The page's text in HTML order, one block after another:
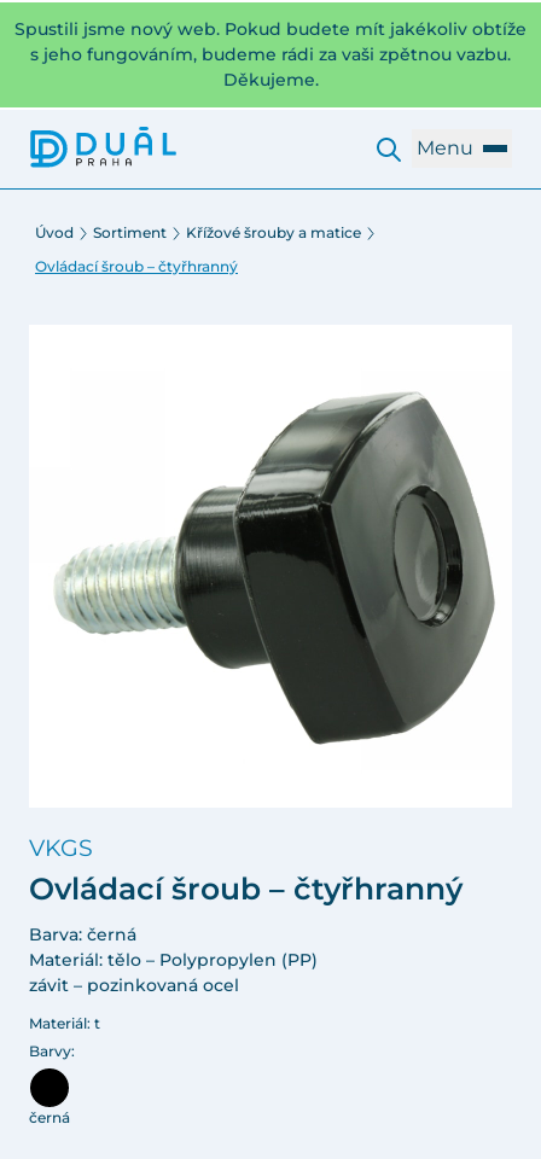
Spustili jsme nový web. Pokud budete mít jakékoliv obtíže
s jeho fungováním, budeme rádi za vaši zpětnou vazbu.
Děkujeme.
Menu
Úvod Sortiment
Křížové šrouby a matice
Ovládací šroub – čtyřhranný
VKGS
Ovládací šroub – čtyřhranný
Barva: černá
Materiál: tělo – Polypropylen (PP)
závit – pozinkovaná ocel
Materiál: t
Barvy:
černá